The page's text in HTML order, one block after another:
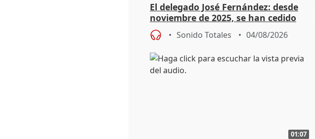
El delegado José Fernández: desde
noviembre de 2025, se han cedido
9.810 ayudas por nacimiento
Sonido Totales 04/08/2026
01:07